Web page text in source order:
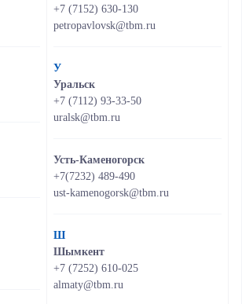
+7 (7152) 630-130
petropavlovsk@tbm.ru
У
Уральск
+7 (7112) 93-33-50
uralsk@tbm.ru
Усть-Каменогорск
+7(7232) 489-490
ust-kamenogorsk@tbm.ru
Ш
Шымкент
+7 (7252) 610-025
almaty@tbm.ru